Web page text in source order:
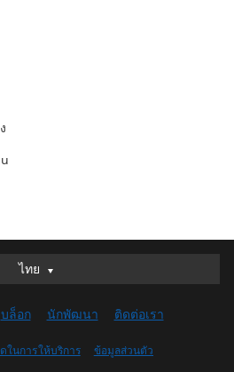
ไทย
ไทย
English (UK)
English (US)
บล็อก นักพัฒนา ติดต่อเรา
ในการให้บริการ ข้อมูลส่วนตัว